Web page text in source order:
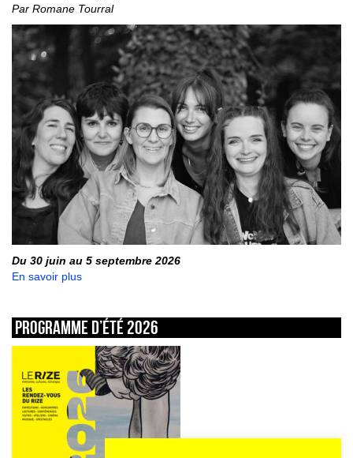
Par Romane Tourral
Du 30 juin au 5 septembre 2026
En savoir plus
Programme d’été 2026